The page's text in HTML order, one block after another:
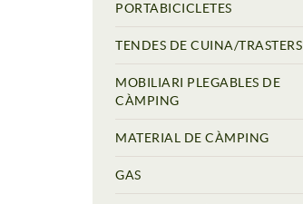
PORTABICICLETES
TENDES DE CUINA/TRASTERS
MOBILIARI PLEGABLES DE
CÀMPING
MATERIAL DE CÀMPING
GAS